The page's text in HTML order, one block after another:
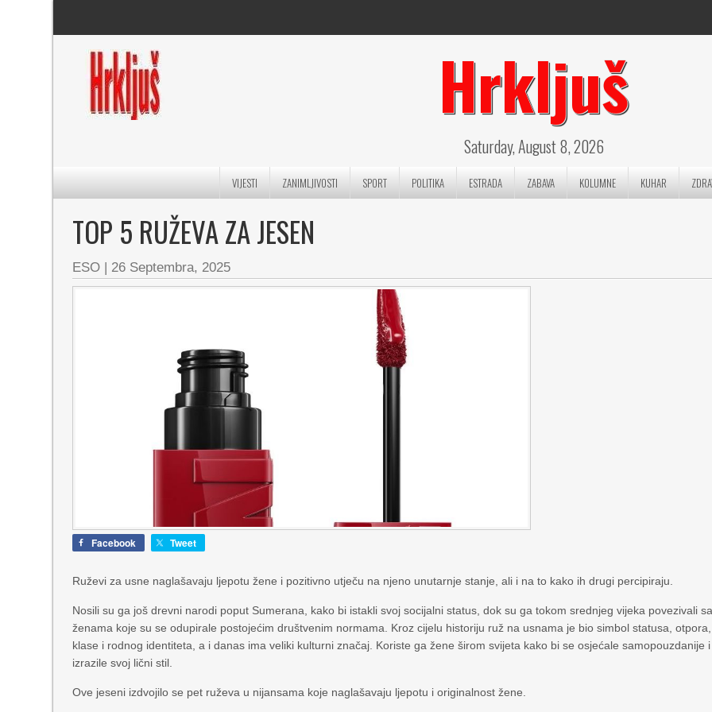
Hrkljuš
Saturday, August 8, 2026
VIJESTI ZANIMLJIVOSTI SPORT POLITIKA ESTRADA ZABAVA KOLUMNE KUHAR
TOP 5 RUŽEVA ZA JESEN
ESO | 26 Septembra, 2025
Facebook Tweet
Ruževi za usne naglašavaju ljepotu žene i pozitivno utječu na njeno unutarnje stanje, ali i na to kako ih drugi percipiraju.
Nosili su ga još drevni narodi poput Sumerana, kako bi istakli svoj socijalni status, dok su ga tokom srednjeg vijeka povezivali
ženama koje su se odupirale postojećim društvenim normama. Kroz cijelu historiju ruž na usnama je bio simbol statusa, otpora,
klase i rodnog identiteta, a i danas ima veliki kulturni značaj. Koriste ga žene širom svijeta kako bi se osjećale samopouzdanije i
izrazile svoj lični stil.
Ove jeseni izdvojilo se pet ruževa u nijansama koje naglašavaju ljepotu i originalnost žene.